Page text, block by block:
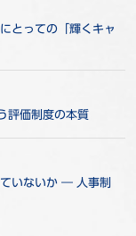
とっての「輝くキャ
評価制度の本質
いないか ― 人事制